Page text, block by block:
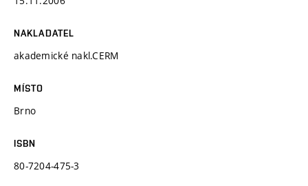
NAKLADATEL
akademické nakl.CERM
MÍSTO
Brno
ISBN
80-7204-475-3